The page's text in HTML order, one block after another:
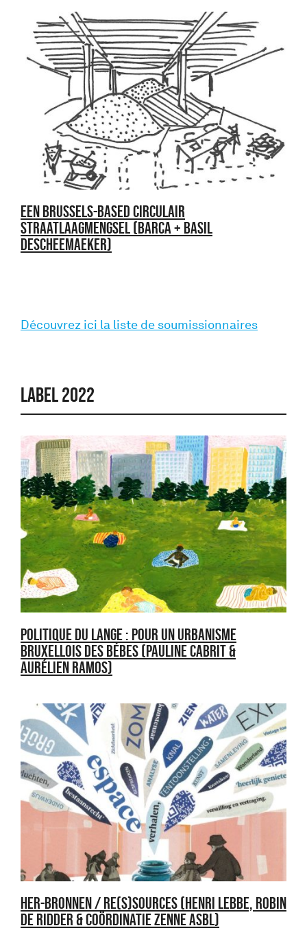
EEN BRUSSELS-BASED CIRCULAIR
STRAATLAAGMENGSEL (BARCA + BASIL
DESCHEEMAEKER)
Découvrez ici la liste de soumissionnaires
LABEL 2022
POLITIQUE DU LANGE : POUR UN URBANISME
BRUXELLOIS DES BÉBES (PAULINE CABRIT &
AURÉLIEN RAMOS)
HER-BRONNEN / RE(S)SOURCES (HENRI LEBBE, ROBIN
DE RIDDER & COÖRDINATIE ZENNE ASBL)